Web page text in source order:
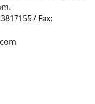
/ Fax: